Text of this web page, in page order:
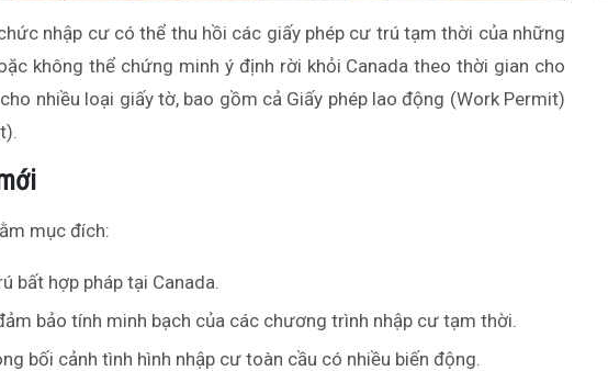
nhập cư có thể thu hồi các giấy phép cư trú tạm thời của những
không thể chứng minh ý định rời khỏi Canada theo thời gian cho
nhiều loại giấy tờ, bao gồm cả Giấy phép lao động (Work Permit)
mục đích:
bất hợp pháp tại Canada.
bảo tính minh bạch của các chương trình nhập cư tạm thời.
bối cảnh tình hình nhập cư toàn cầu có nhiều biến động.